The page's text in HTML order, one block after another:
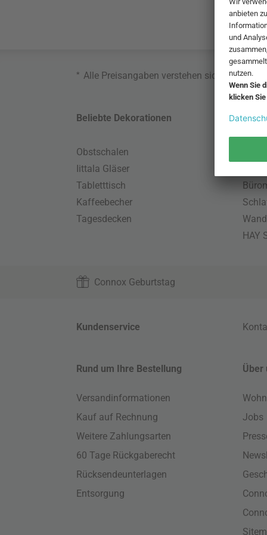
* Alle Preisangaben verstehen sich inklusive
Beliebte Dekorationen
Obstschalen
Iittala Gläser
Tabletttisch
Kaffeebecher
Tagesdecken
HAY
Connox Geburtstag
Kundenservice
Rund um Ihre Bestellung
Versandinformationen
Kauf auf Rechnung
Weitere Zahlungsarten
60 Tage Rückgaberecht
Rücksendeunterlagen
Entsorgung
Über
Jobs